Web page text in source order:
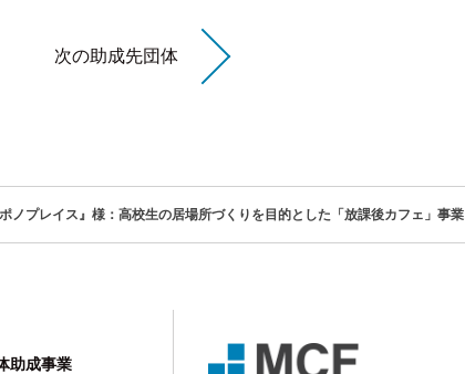
次の助成先団体
ポノプレイス』様：高校生の居場所づくりを目的とした「放課後カフェ」事業
助成事業